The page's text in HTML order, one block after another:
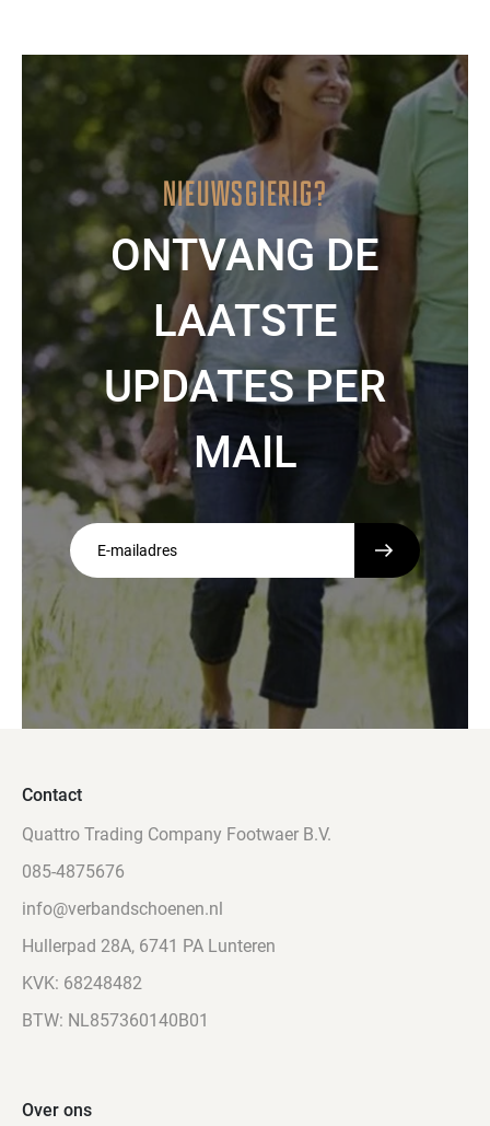
NIEUWSGIERIG?
ONTVANG DE
LAATSTE
UPDATES PER
MAIL
Email
Contact
Quattro Trading Company Footwaer B.V.
085-4875676
info@verbandschoenen.nl
Hullerpad 28A, 6741 PA Lunteren
KVK: 68248482
BTW: NL857360140B01
Over ons